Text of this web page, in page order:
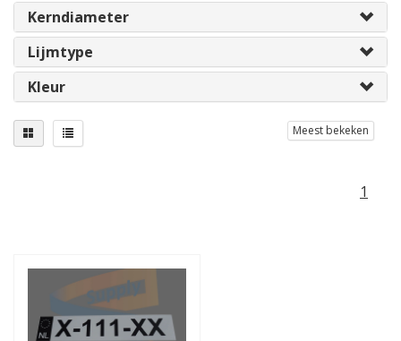
Kerndiameter
Lijmtype
Kleur
Meest bekeken
1